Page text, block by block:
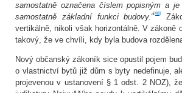
samostatně označena číslem popisným a
samostatně základní funkci budovy.“[48]
vertikálně, nikoli však horizontálně. V
takový, že ve chvíli, kdy byla budova
Nový občanský zákoník sice opustil pojem
o vlastnictví bytů již dům s byty nedefinuje,
projevenou v ustanovení § 1 odst. 2 NOZ),